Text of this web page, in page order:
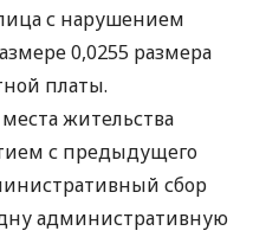
с нарушением
0,0255 размера
платы.
жительства
с предыдущего
сбор
административную